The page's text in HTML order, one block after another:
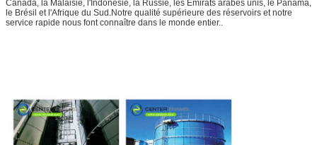
Canada, la Malaisie, l'Indonésie, la Russie, les Émirats arabes unis, le Panama,
le Brésil et l'Afrique du Sud.Notre qualité supérieure des réservoirs et notre
service rapide nous font connaître dans le monde entier..